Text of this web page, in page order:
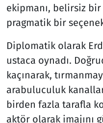
ekipmanı, belirsiz
pragmatik bir
Diplomatik olarak
ustaca oynadı.
kaçınarak,
arabuluculuk
birden fazla tarafla
aktör olarak imajını